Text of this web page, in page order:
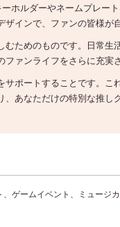
ルダーやネームプレー
インで、ファンの皆様が
ためのものです。日常
ァンライフをさらに充実
ポートすることです。
あなただけの特別な推し
ゲームイベント、ミュージ